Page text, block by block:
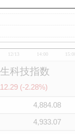
12/13 14:00
科技指数
(-2.28%)
4,884.08
4,933.07